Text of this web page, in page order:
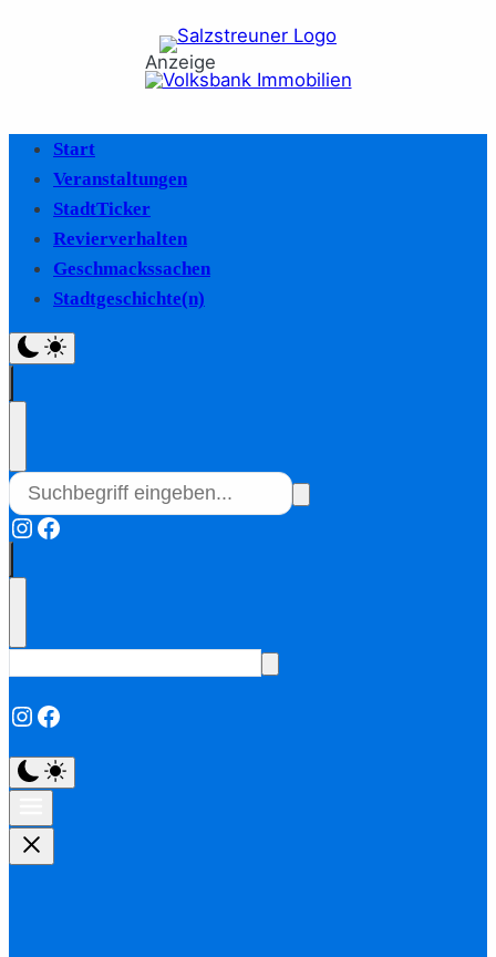
Anzeige
Start
Veranstaltungen
StadtTicker
Revierverhalten
Geschmackssachen
Stadtgeschichte(n)
Instagram
Facebook
Instagram
Facebook